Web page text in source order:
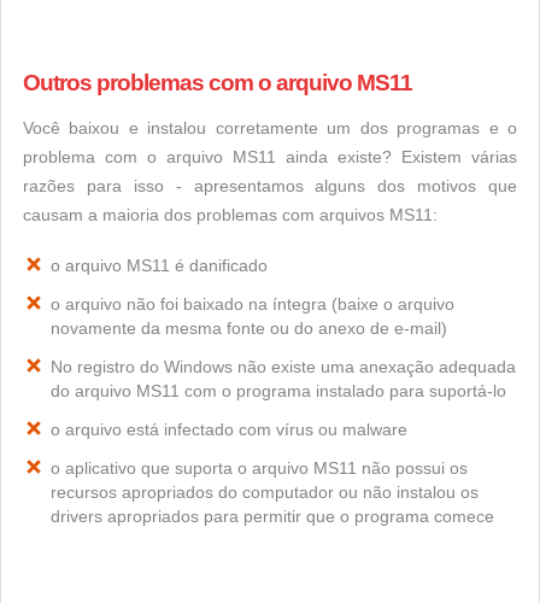
Outros problemas com o arquivo MS11
Você baixou e instalou corretamente um dos programas e o
problema com o arquivo MS11 ainda existe? Existem várias
razões para isso - apresentamos alguns dos motivos que
causam a maioria dos problemas com arquivos MS11:
o arquivo MS11 é danificado
o arquivo não foi baixado na íntegra (baixe o arquivo
novamente da mesma fonte ou do anexo de e-mail)
No registro do Windows não existe uma anexação adequada
do arquivo MS11 com o programa instalado para suportá-lo
o arquivo está infectado com vírus ou malware
o aplicativo que suporta o arquivo MS11 não possui os
recursos apropriados do computador ou não instalou os
drivers apropriados para permitir que o programa comece